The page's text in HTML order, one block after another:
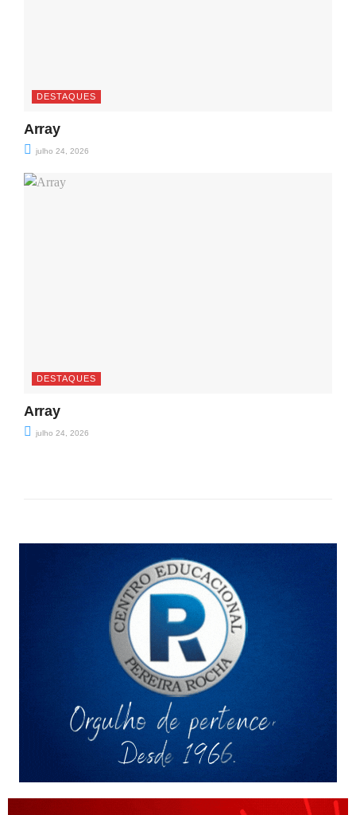
DESTAQUES
Array
julho 24, 2026
DESTAQUES
Array
julho 24, 2026